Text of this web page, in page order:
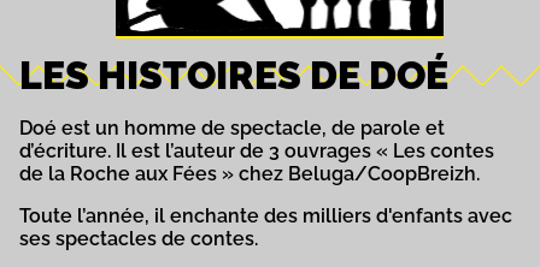
LES HISTOIRES DE DOÉ
Doé est un homme de spectacle, de parole et
d’écriture. Il est l’auteur de 3 ouvrages « Les contes
de la Roche aux Fées » chez Beluga/CoopBreizh.
Toute l’année, il enchante des milliers d'enfants avec
ses spectacles de contes.